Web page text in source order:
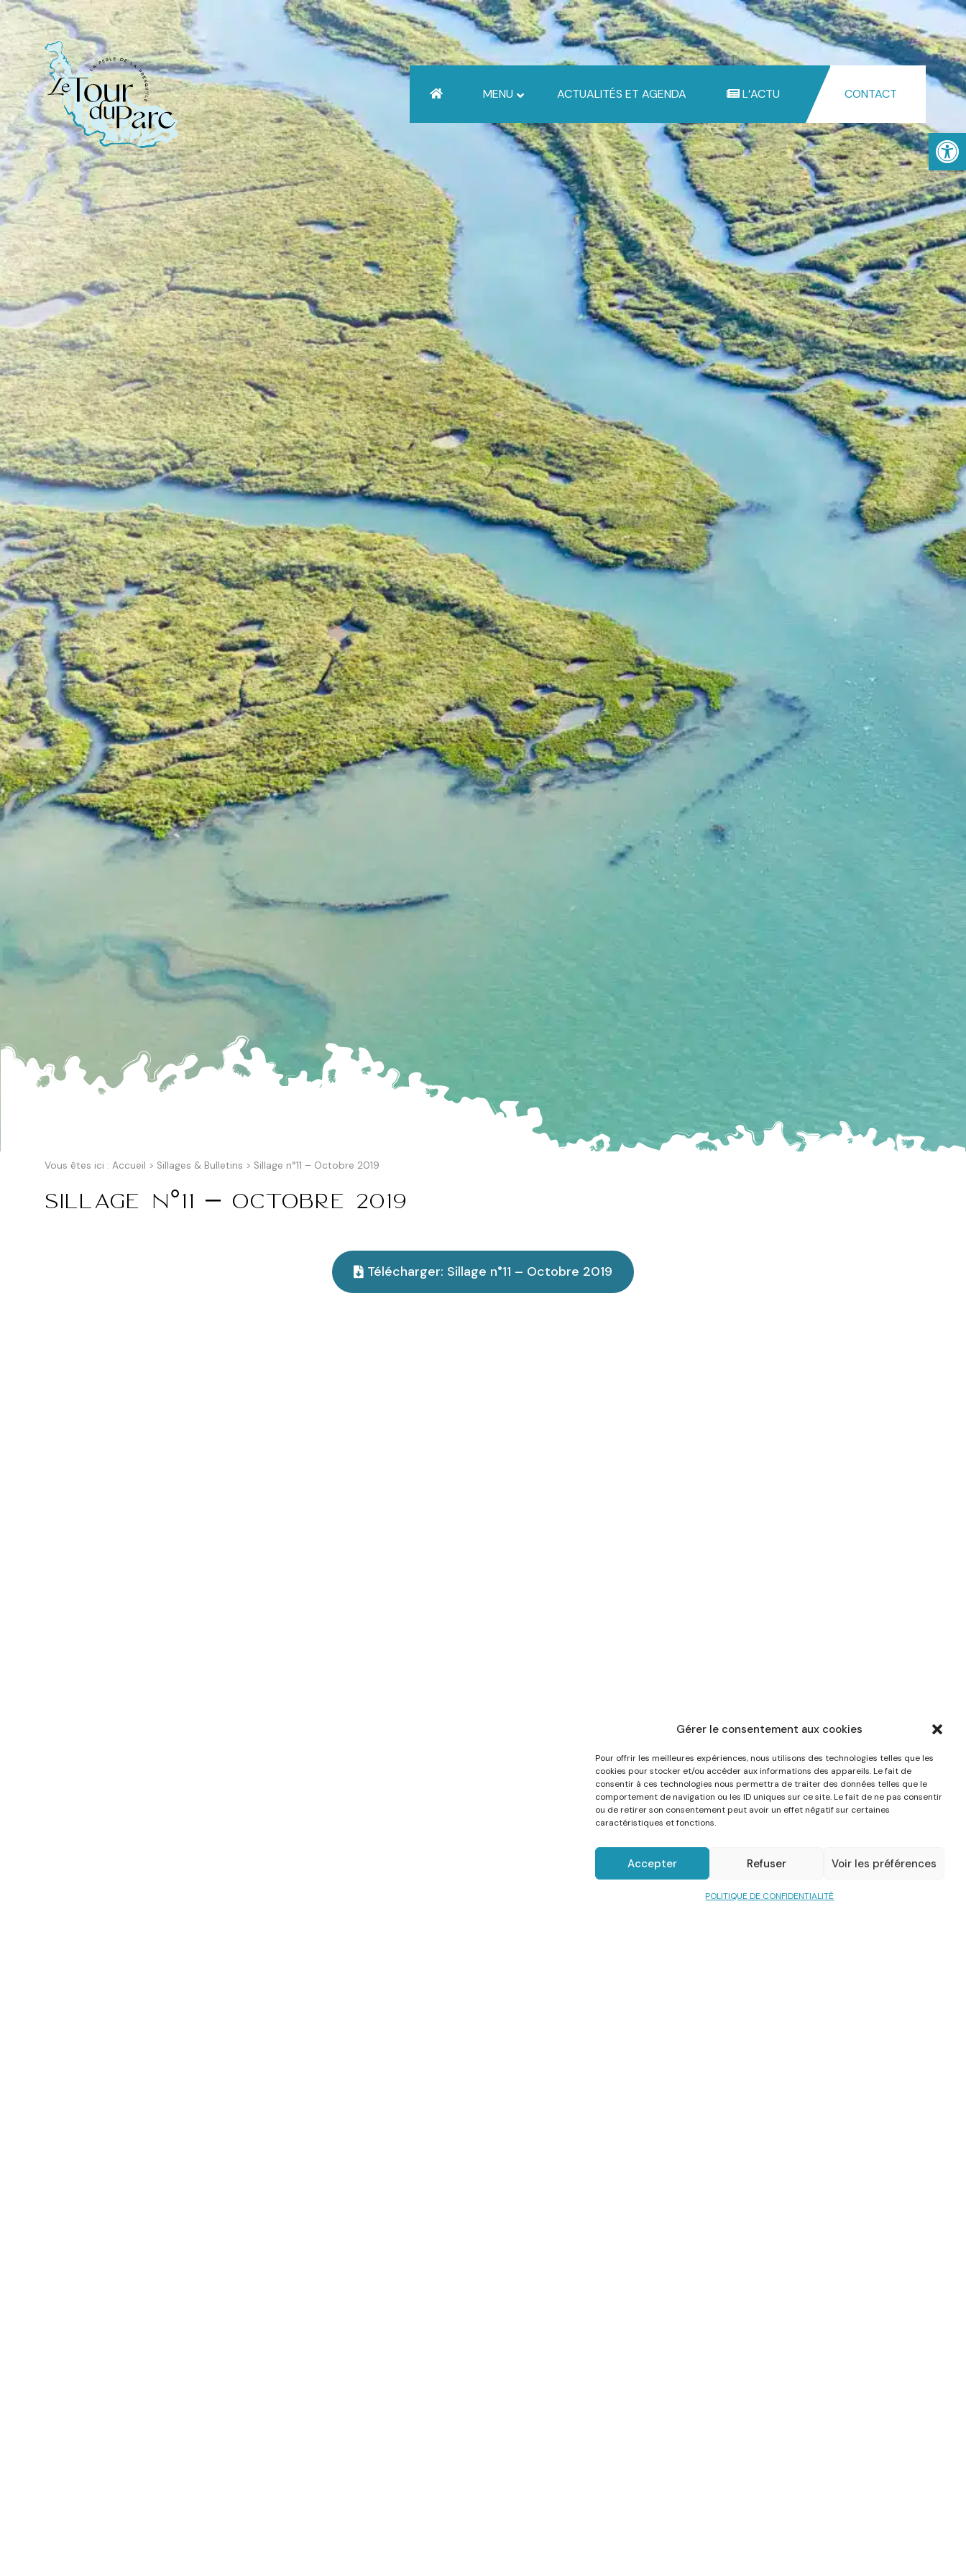
Gérer le consentement aux cookies
Pour offrir les meilleures expériences, nous utilisons des technologies telles que les
cookies pour stocker et/ou accéder aux informations des appareils. Le fait de
consentir à ces technologies nous permettra de traiter des données telles que le
comportement de navigation ou les ID uniques sur ce site. Le fait de ne pas consentir
ou de retirer son consentement peut avoir un effet négatif sur certaines
caractéristiques et fonctions.
Accepter Refuser Voir les préférences
POLITIQUE DE CONFIDENTIALITÉ
MENU ACTUALITÉS ET AGENDA L’ACTU CONTACT
Vous êtes ici : Accueil > Sillages & Bulletins > Sillage n°11 – Octobre 2019
Sillage n°11 – Octobre 2019
Télécharger: Sillage n°11 – Octobre 2019